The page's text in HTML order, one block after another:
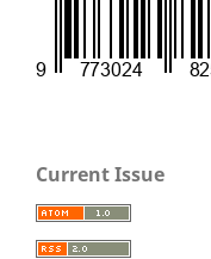
Current Issue